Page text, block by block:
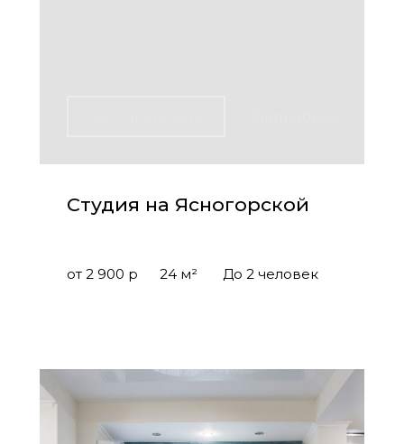
Студия на Ясногорской
от 2 900 р 24 м² До 2 человек